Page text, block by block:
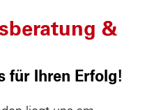
&
für Ihren Erfolg!